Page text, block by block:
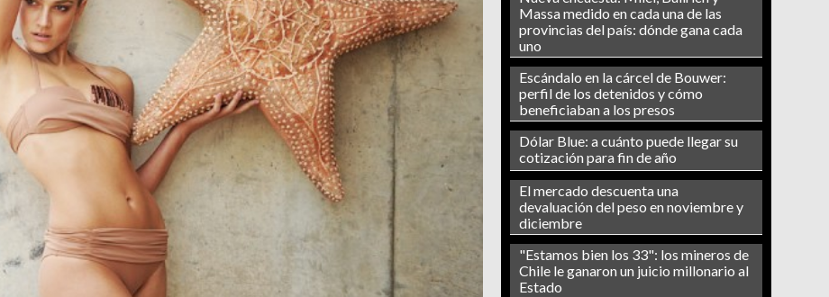
Massa medido en cada una de las
provincias del país: dónde gana cada
uno
Escándalo en la cárcel de Bouwer:
perfil de los detenidos y cómo
beneficiaban a los presos
Dólar Blue: a cuánto puede llegar su
cotización para fin de año
El mercado descuenta una
devaluación del peso en noviembre y
diciembre
"Estamos bien los 33": los mineros de
Chile le ganaron un juicio millonario al
Estado